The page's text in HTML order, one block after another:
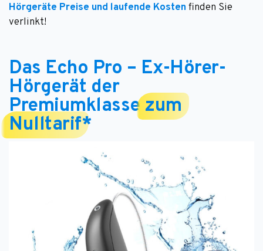
Hörgeräte Preise und laufende Kostenfinden Sie
verlinkt!
Das Echo Pro – Ex-Hörer-
Hörgerät der
Premiumklasse zum
Nulltarif*